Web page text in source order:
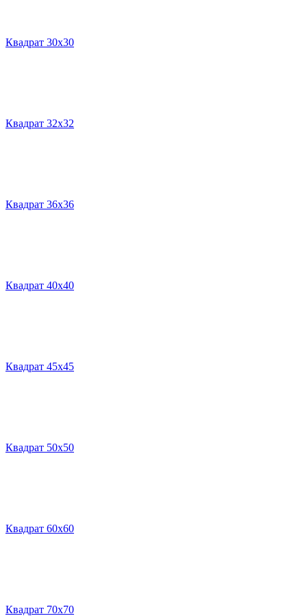
Квадрат 30х30
Квадрат 32х32
Квадрат 36х36
Квадрат 40х40
Квадрат 45х45
Квадрат 50х50
Квадрат 60х60
Квадрат 70х70